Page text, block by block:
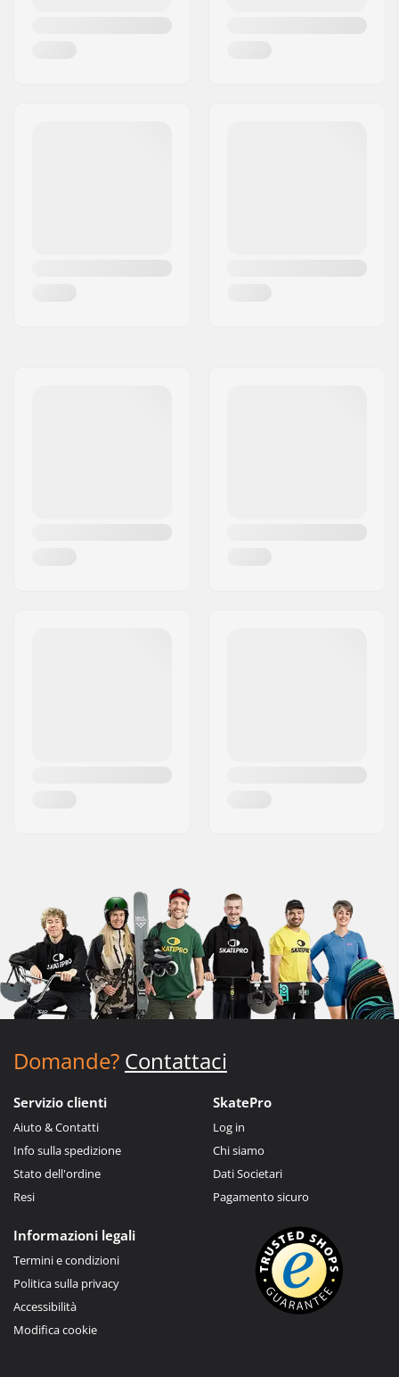
Domande? Contattaci
Servizio clienti
Aiuto & Contatti
Info sulla spedizione
Stato dell'ordine
Resi
SkatePro
Log in
Chi siamo
Dati Societari
Pagamento sicuro
Informazioni legali
Termini e condizioni
Politica sulla privacy
Accessibilità
Modifica cookie